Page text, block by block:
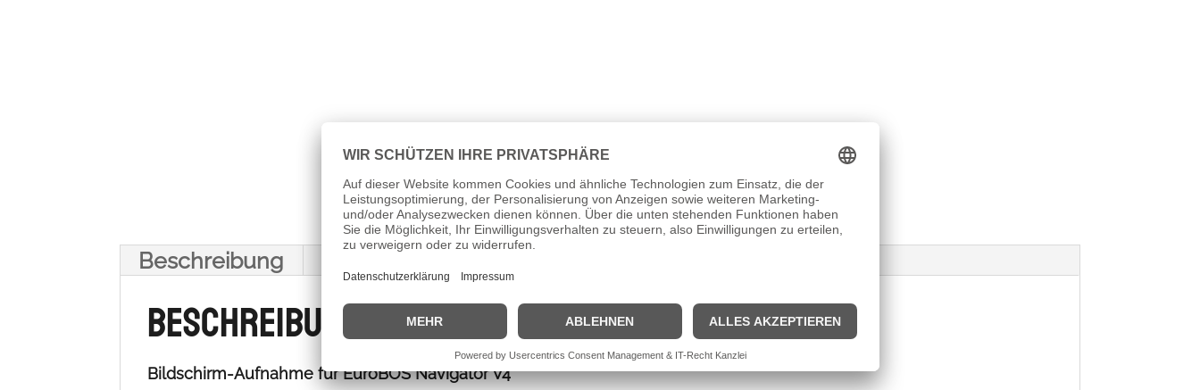
Beschreibung
Beschreibung
Bildschirm-Aufnahme für EuroBOS Navigator V4